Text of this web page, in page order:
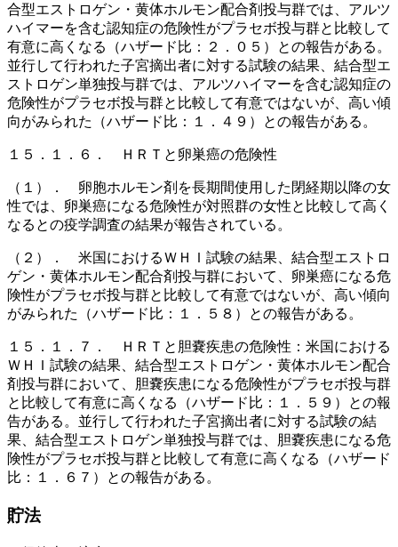
合型エストロゲン・黄体ホルモン配合剤投与群では、アルツ
ハイマーを含む認知症の危険性がプラセボ投与群と比較して
有意に高くなる（ハザード比：２．０５）との報告がある。
並行して行われた子宮摘出者に対する試験の結果、結合型エ
ストロゲン単独投与群では、アルツハイマーを含む認知症の
危険性がプラセボ投与群と比較して有意ではないが、高い傾
向がみられた（ハザード比：１．４９）との報告がある。
１５．１．６． ＨＲＴと卵巣癌の危険性
（１）． 卵胞ホルモン剤を長期間使用した閉経期以降の女
性では、卵巣癌になる危険性が対照群の女性と比較して高く
なるとの疫学調査の結果が報告されている。
（２）． 米国におけるＷＨＩ試験の結果、結合型エストロ
ゲン・黄体ホルモン配合剤投与群において、卵巣癌になる危
険性がプラセボ投与群と比較して有意ではないが、高い傾向
がみられた（ハザード比：１．５８）との報告がある。
１５．１．７． ＨＲＴと胆嚢疾患の危険性：米国における
ＷＨＩ試験の結果、結合型エストロゲン・黄体ホルモン配合
剤投与群において、胆嚢疾患になる危険性がプラセボ投与群
と比較して有意に高くなる（ハザード比：１．５９）との報
告がある。並行して行われた子宮摘出者に対する試験の結
果、結合型エストロゲン単独投与群では、胆嚢疾患になる危
険性がプラセボ投与群と比較して有意に高くなる（ハザード
比：１．６７）との報告がある。
貯法